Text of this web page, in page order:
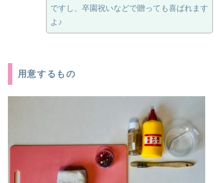
ですし、卒園祝いなどで贈っても喜ばれます
よ♪
用意するもの